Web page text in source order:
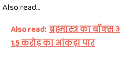
Also read...
Also read: ब्रह्मास्त्र का
1.5 करोड़ का आंकड़ा पार